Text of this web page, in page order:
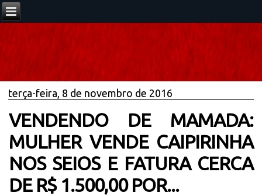
terça-feira, 8 de novembro de 2016
VENDENDO DE MAMADA:
MULHER VENDE CAIPIRINHA
NOS SEIOS E FATURA CERCA
DE R$ 1.500,00 POR...